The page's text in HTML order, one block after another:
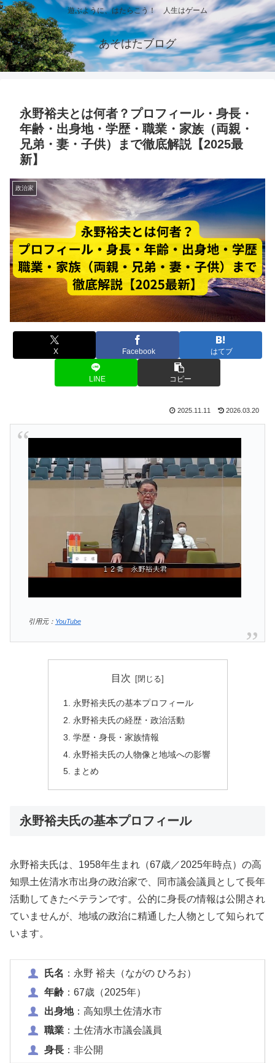
遊ぶように、はたらこう！ 人生はゲーム
あそはたブログ
永野裕夫とは何者？プロフィール・身長・
年齢・出身地・学歴・職業・家族（両親・
兄弟・妻・子供）まで徹底解説【2025最
新】
政治家
X Facebook はてブ
LINE コピー
2025.11.11 2026.03.20
引用元： YouTube
目次
永野裕夫氏の基本プロフィール
永野裕夫氏の経歴・政治活動
学歴・身長・家族情報
永野裕夫氏の人物像と地域への影響
まとめ
永野裕夫氏の基本プロフィール
永野裕夫氏は、1958年生まれ（67歳／2025年時点）の高
知県土佐清水市出身の政治家で、同市議会議員として長年
活動してきたベテランです。公的に身長の情報は公開され
ていませんが、地域の政治に精通した人物として知られて
います。
氏名 ：永野 裕夫（ながの ひろお）
年齢：67歳（2025年）
出身地：高知県土佐清水市
職業：土佐清水市議会議員
身長：非公開